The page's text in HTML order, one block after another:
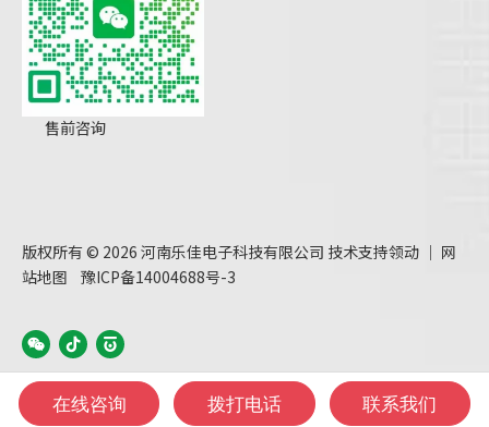
+86-371-66185785
+86-13838063822
380989535@qq.com
13838063822
售前咨询
版权所有 © 2026 河南乐佳电子科技有限公司 技术支持领动 ｜ 网
站地图
豫ICP备14004688号-3
在线咨询 拨打电话 联系我们